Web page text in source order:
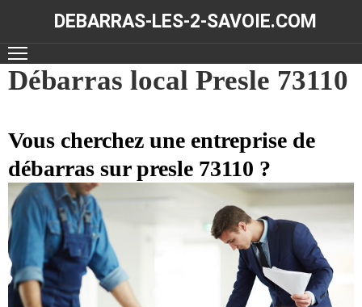
DEBARRAS-LES-2-SAVOIE.COM
ACCUEIL
NOS
RÉALISATIONS
CONTACT
Débarras local Presle 73110
Vous cherchez une entreprise de
débarras sur presle 73110 ?